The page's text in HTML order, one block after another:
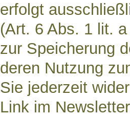
erfolgt
(Art. 6 Abs. 1 lit.
zur Speicherung
deren Nutzung
Sie jederzeit
Link im